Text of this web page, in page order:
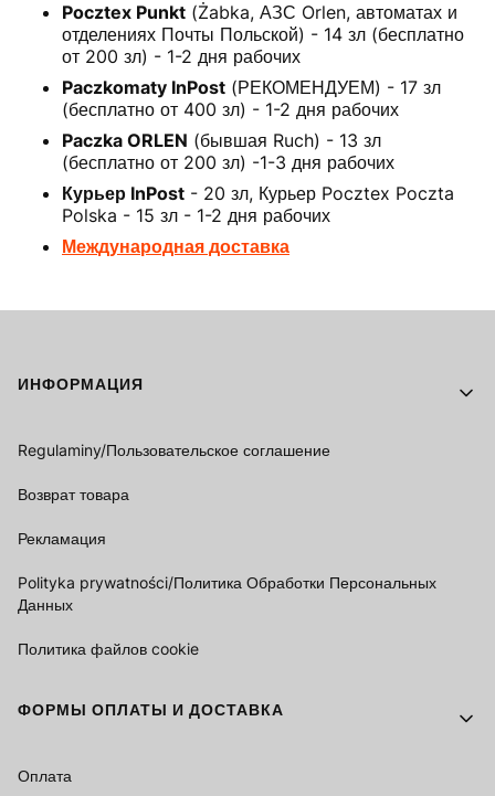
Pocztex Punkt (Żabka, АЗС Orlen, автоматах и
отделениях Почты Польской) - 14 зл (бесплатно
от 200 зл) - 1-2 дня рабочих
Paczkomaty InPost (РЕКОМЕНДУЕМ) - 17 зл
(бесплатно от 400 зл) - 1-2 дня рабочих
Paczka ORLEN (бывшая Ruch) - 13 зл
(бесплатно от 200 зл) -1-3 дня рабочих
Курьер InPost - 20 зл, Курьер Pocztex Poczta
Polska - 15 зл - 1-2 дня рабочих
Международная доставка
Footer menu
ИНФОРМАЦИЯ
Regulaminy/Пользовательское соглашение
Возврат товара
Рекламация
Polityka prywatności/Политика Обработки Персональных
Данных
Политика файлов cookie
ФОРМЫ ОПЛАТЫ И ДОСТАВКА
Оплата